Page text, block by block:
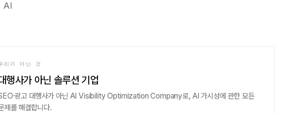
AI
리가 아닌 것
행사가 아닌 솔루션 기업
광고 대행사가 아닌 AI Visibility Optimization Company로, AI 가시성에 관한 모든
제를 해결합니다.